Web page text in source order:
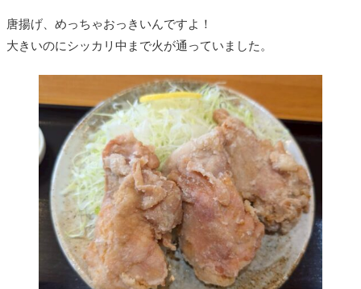
唐揚げ、めっちゃおっきいんですよ！
大きいのにシッカリ中まで火が通っていました。